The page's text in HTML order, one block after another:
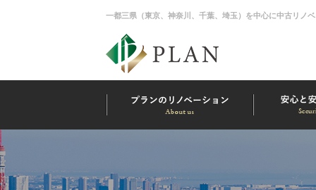
一都三県（東京、神奈川、千葉、埼玉）を中心に中古リノ